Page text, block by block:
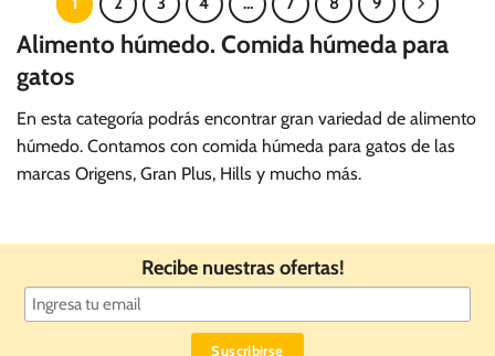
Alimento húmedo. Comida húmeda para
gatos
En esta categoría podrás encontrar gran variedad de alimento
húmedo. Contamos con comida húmeda para gatos de las
marcas Origens, Gran Plus, Hills y mucho más.
Recibe nuestras ofertas!